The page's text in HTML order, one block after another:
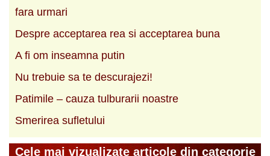
fara urmari
Despre acceptarea rea si acceptarea buna
A fi om inseamna putin
Nu trebuie sa te descurajezi!
Patimile – cauza tulburarii noastre
Smerirea sufletului
Cele mai vizualizate articole din categorie